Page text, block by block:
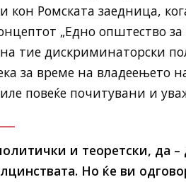
Ромската заедница,
„Едно општество
тие дискриминаторски
за време на
повеќе почитувани и
и теоретски, да
Но ќе ви